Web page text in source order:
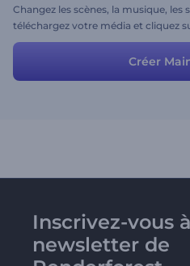
Changez les scènes, la musique, les
téléchargez votre média et cliquez
n'est-ce pas?
Créer
Inscrivez-vous
newsletter de